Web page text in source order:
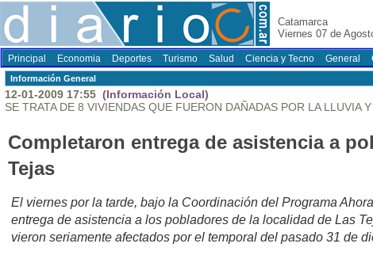
Catamarca
Viernes 07 de
Principal Economia Deportes Turismo Salud Ciencia y Tecno General
Información General
12-01-2009 17:55 (Información Local)
SE TRATA DE 8 VIVIENDAS QUE FUERON DAÑADAS POR LA LLUVIA
Completaron entrega de asistencia a
Tejas
El viernes por la tarde, bajo la Coordinación del Programa
entrega de asistencia a los pobladores de la localidad de Las
vieron seriamente afectados por el temporal del pasado 31 de